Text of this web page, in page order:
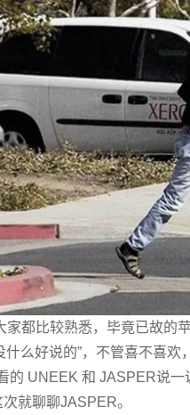
家都比较熟悉，毕竟已故的
么好说的”，不管喜不喜欢
的 UNEEK 和 JASPER说一
就聊聊JASPER。